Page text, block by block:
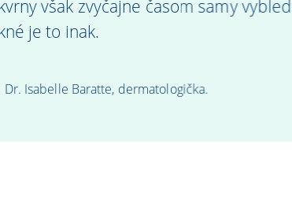
však zvyčajne časom samy
je to inak.
Dr. Isabelle Baratte, dermatologička.